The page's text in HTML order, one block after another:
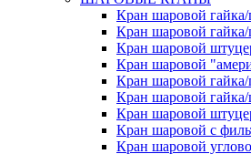
Кран шаровой гайка/
Кран шаровой гайка/
Кран шаровой
Кран шаровой
Кран шаровой гайка/
Кран шаровой
Кран шаровой
Кран шаровой с
Кран шаровой